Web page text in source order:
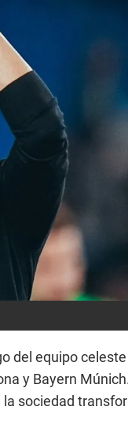
del equipo
y Bayern
sociedad